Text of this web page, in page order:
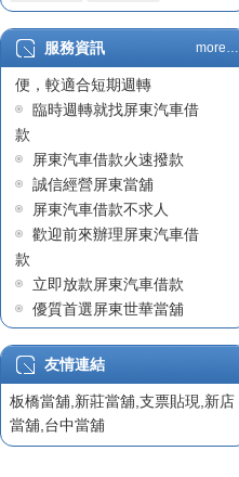
因職業及收入問題
屏東汽車借款
陳先生在屏東汽車借款成
功案例
屏東汽車借款
營
屏東汽車借款沒有銀行繁
瑣的手續
屏東借貸
屏東借錢
屏東汽車借款
服務資訊 more…
屏東汽車借款因快速且方
便，較適合短期週轉
臨時週轉就找屏東汽車借
款
屏東汽車借款火速撥款
誠信經營屏東當舖
屏東汽車借款不求人
歡迎前來辦理屏東汽車借
款
立即放款屏東汽車借款
優質首選屏東世華當舖
專業迅速屏東汽車借款
有保障的屏東當舖
屏東支票貼現
屏東票貼
企業融資服務
友情連結
板橋當舖 新莊當舖 支票貼現 新店
當舖 台中當舖